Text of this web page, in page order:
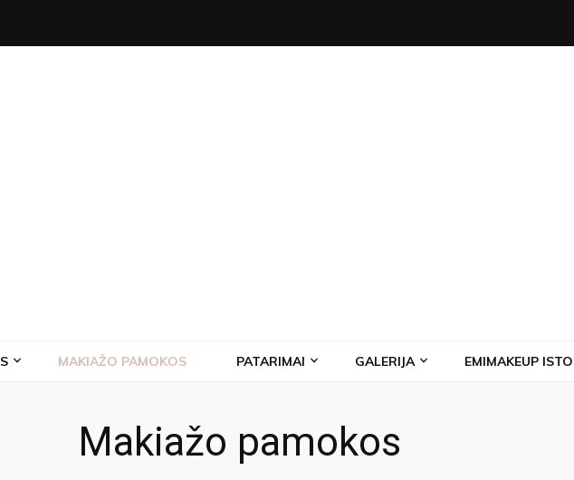
MAKIAŽO PAMOKOS PATARIMAI GALERIJA EMIMAKEUP
Makiažo pamokos